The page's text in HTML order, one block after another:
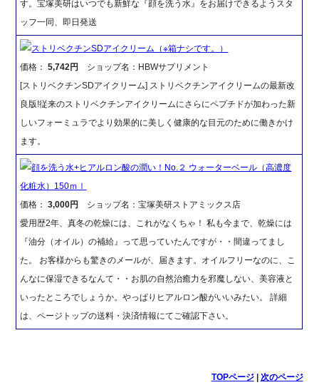
す。宝塚美研はいつでも新鮮な『顔を洗う水』をお届けできるようスタ
ッフ一同、即日発送
ストリベクチンSDアイクリーム（※箱ナシです。）
価格：5,742円
ショップ名：HBWサプリメント
[ストリベクチンSDアイクリーム] ストリベクチンアイクリームの最新改
良版!従来のストリベクチンアイクリームにさらにペプチドが加わった新
しいフォーミュラでより効果的に美しく健康的な目元のために働きかけ
ます。
顔を洗う水+ヒアルロン酸の潤い！No.２ ウォーターベール（高濃度
化粧水）150ｍｌ
価格：3,000円
ショップ名：宝塚美研ストアミックス店
愛用歴2年、真冬の乾燥には、これがなくちゃ！ 私も今まで、乾燥には
『油分（オイル）の補給』って思っていたんですが・・間違ってまし
た。 お客様からも驚きのメールが、届きます。オイルフリーなのに、こ
んなに保湿できるなんて・・お肌の自然治癒力を邪魔しない、美容液と
いったところでしょうか。やっぱりヒアルロン酸がいいみたい。 詳細
は、ページトップの送料・決済情報にてご確認下さい。
TOPページ| 次のページ